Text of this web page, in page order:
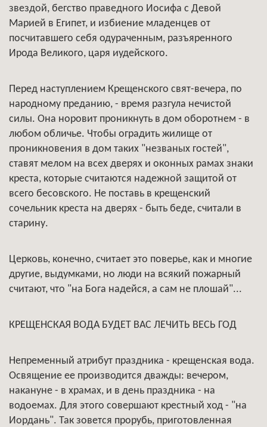
звездой, бегство праведного Иосифа с Девой
Марией в Египет, и избиение младенцев от
посчитавшего себя одураченным, разъяренного
Ирода Великого, царя иудейского.
Перед наступлением Крещенского свят-вечера, по
народному преданию, - время разгула нечистой
силы. Она норовит проникнуть в дом оборотнем - в
любом обличье. Чтобы оградить жилище от
проникновения в дом таких "незваных гостей",
ставят мелом на всех дверях и оконных рамах знаки
креста, которые считаются надежной защитой от
всего бесовского. Не поставь в крещенский
сочельник креста на дверях - быть беде, считали в
старину.
Церковь, конечно, считает это поверье, как и многие
другие, выдумками, но люди на всякий пожарный
считают, что "на Бога надейся, а сам не плошай"...
КРЕЩЕНСКАЯ ВОДА БУДЕТ ВАС ЛЕЧИТЬ ВЕСЬ ГОД
Непременный атрибут праздника - крещенская вода.
Освящение ее производится дважды: вечером,
накануне - в храмах, и в день праздника - на
водоемах. Для этого совершают крестный ход - "на
Иордань". Так зовется прорубь, приготовленная